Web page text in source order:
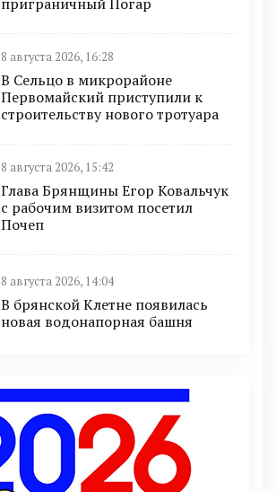
8 августа 2026, 16:28
В Сельцо в микрорайоне
Первомайский приступили к
строительству нового тротуара
8 августа 2026, 15:42
Глава Брянщины Егор Ковальчук
с рабочим визитом посетил
Почеп
8 августа 2026, 14:04
В брянской Клетне появилась
новая водонапорная башня